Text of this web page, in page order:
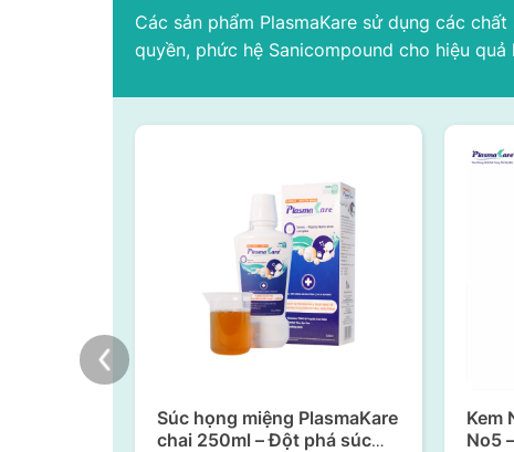
Các sản phẩm PlasmaKare sử dụng các
quyền, phức hệ Sanicompound cho hiệu
Súc họng miệng PlasmaKare
chai 250ml – Đột phá súc
Kem
No5